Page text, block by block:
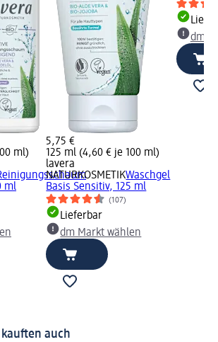
ml)
ml
5,75 €
125 ml (4,60 € je 100 ml)
lavera
NATURKOSMETIKWaschgel
Basis Sensitiv, 125 ml
(107)
Lieferbar
dm Markt wählen
dm
auch